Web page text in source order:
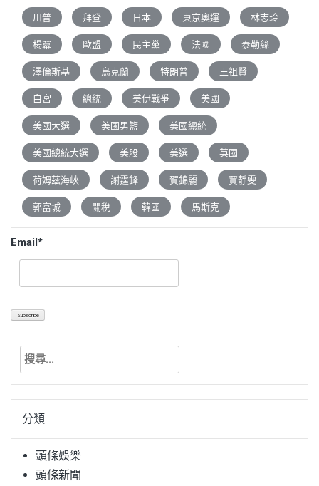
川普 拜登 日本 東京奧運 林志玲
楊冪 歐盟 民主黨 法國 泰勒絲
澤倫斯基 烏克蘭 特朗普 王祖賢
白宮 總統 美伊戰爭 美國
美國大選 美國男籃 美國總統
美國總統大選 美股 美選 英國
荷姆茲海峽 謝霆鋒 賀錦麗 賈靜雯
郭富城 關稅 韓國 馬斯克
Email*
搜
關
字:分類
頭條娛樂
頭條新聞